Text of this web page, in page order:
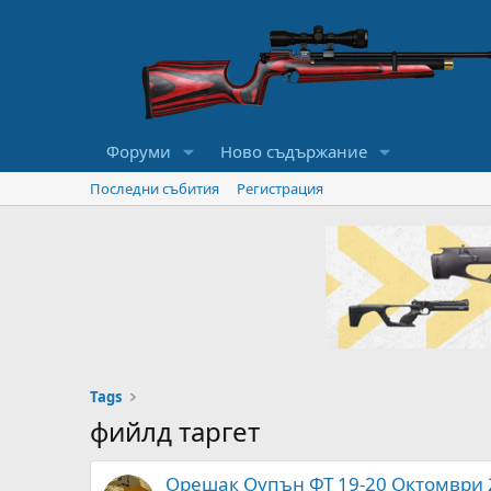
Форуми Ново съдържание
Последни събития Регистрация
Tags
фийлд таргет
Орешак Оупън ФТ 19-20 Октомври